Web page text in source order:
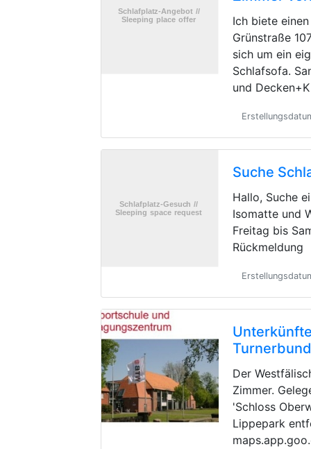
Ich biete
Grünstraße
sich um ein
Schlafsofa.
und
Suche
Hallo, Suche
Isomatte und
Freitag bis
Rückmeldung
Der
Zimmer.
'Schloss
Lippepark